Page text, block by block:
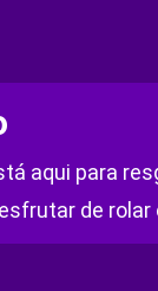
aqui para
de